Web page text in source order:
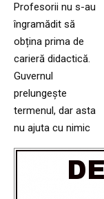
Profesorii nu s-au
îngramădit să
obțina prima de
carieră didactică.
Guvernul
prelungește
termenul, dar asta
nu ajuta cu nimic